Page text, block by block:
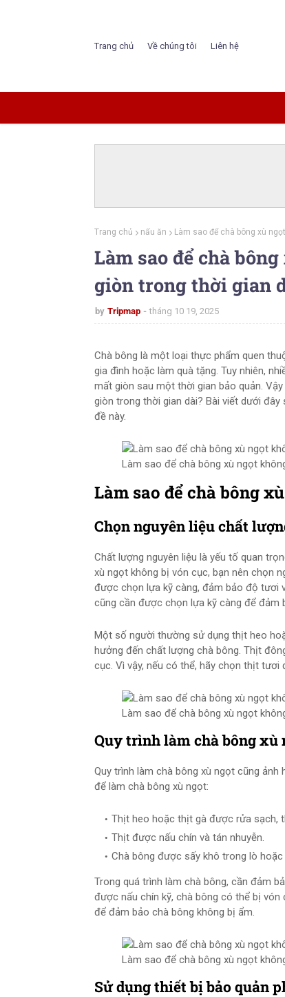
Trang chủ Về chúng tôi Liên hệ
Trang chủ nấu ăn Làm sao để chà bông xù
Làm sao để chà
giòn trong thời gian
by Tripmap tháng 10 19, 2025
Chà bông là một loại thực phẩm quen
gia đình hoặc làm quà tặng. Tuy nhiên,
mất giòn sau một thời gian bảo quản.
giòn trong thời gian dài? Bài viết dưới
đề này.
Làm sao để chà bông xù ngọt
Làm sao để chà bông
Chọn nguyên liệu chất
Chất lượng nguyên liệu là yếu tố quan
xù ngọt không bị vón cục, bạn nên chọn
được chọn lựa kỹ càng, đảm bảo độ tươi
cũng cần được chọn lựa kỹ càng để đảm
Một số người thường sử dụng thịt heo
hưởng đến chất lượng chà bông. Thịt
cục. Vì vậy, nếu có thể, hãy chọn thịt tươi
Làm sao để chà bông xù ngọt
Quy trình làm chà bông xù
Quy trình làm chà bông xù ngọt cũng
để làm chà bông xù ngọt:
Thịt heo hoặc thịt gà được rửa sạch,
Thịt được nấu chín và tán nhuyễn.
Chà bông được sấy khô trong lò
Trong quá trình làm chà bông, cần đảm
được nấu chín kỹ, chà bông có thể bị
để đảm bảo chà bông không bị ẩm.
Làm sao để chà bông xù ngọt
Sử dụng thiết bị bảo quản